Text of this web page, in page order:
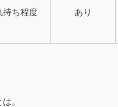
持ち程度 あり
。